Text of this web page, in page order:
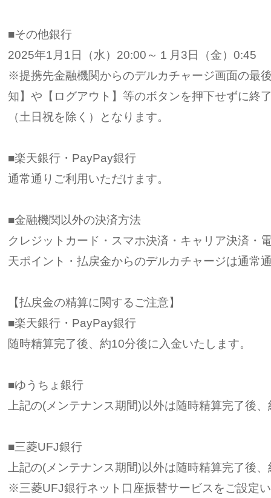
■その他銀行
2025年1月1日（水）20:00～１月3日（金）0:45
※提携先金融機関からのデルカチャージ画面の最
知】や【ログアウト】等のボタンを押下せずに終
（土日祝を除く）となります。
■楽天銀行・PayPay銀行
通常通りご利用いただけます。
■金融機関以外の決済方法
クレジットカード・スマホ決済・キャリア決済・
天ポイント・払戻金からのデルカチャージは通常
【払戻金の精算に関するご注意】
■楽天銀行・PayPay銀行
随時精算完了後、約10分後に入金いたします。
■ゆうちょ銀行
上記の(メンテナンス期間)以外は随時精算完了後
■三菱UFJ銀行
上記の(メンテナンス期間)以外は随時精算完了後
※三菱UFJ銀行ネット口座振替サービスをご設定